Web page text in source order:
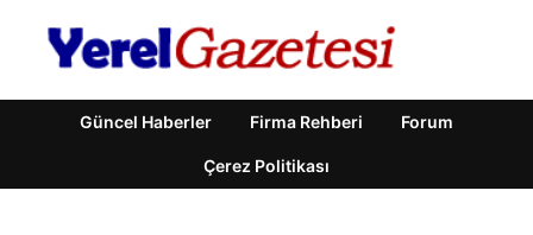
Güncel Haberler Firma Rehberi Forum
Çerez Politikası